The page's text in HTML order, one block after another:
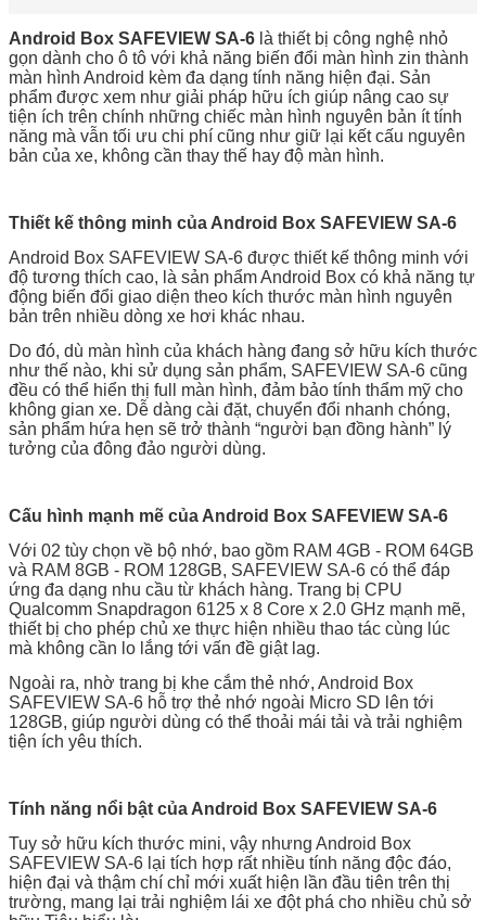
Android Box SAFEVIEW SA-6 là thiết bị công nghệ nhỏ
gọn dành cho ô tô với khả năng biến đổi màn hình zin thành
màn hình Android kèm đa dạng tính năng hiện đại. Sản
phẩm được xem như giải pháp hữu ích giúp nâng cao sự
tiện ích trên chính những chiếc màn hình nguyên bản ít tính
năng mà vẫn tối ưu chi phí cũng như giữ lại kết cấu nguyên
bản của xe, không cần thay thế hay độ màn hình.
Thiết kế thông minh của Android Box SAFEVIEW SA-6
Android Box SAFEVIEW SA-6 được thiết kế thông minh với
độ tương thích cao, là sản phẩm Android Box có khả năng tự
động biến đổi giao diện theo kích thước màn hình nguyên
bản trên nhiều dòng xe hơi khác nhau.
Do đó, dù màn hình của khách hàng đang sở hữu kích thước
như thế nào, khi sử dụng sản phẩm, SAFEVIEW SA-6 cũng
đều có thể hiển thị full màn hình, đảm bảo tính thẩm mỹ cho
không gian xe. Dễ dàng cài đặt, chuyển đổi nhanh chóng,
sản phẩm hứa hẹn sẽ trở thành “người bạn đồng hành” lý
tưởng của đông đảo người dùng.
Cấu hình mạnh mẽ của Android Box SAFEVIEW SA-6
Với 02 tùy chọn về bộ nhớ, bao gồm RAM 4GB - ROM 64GB
và RAM 8GB - ROM 128GB, SAFEVIEW SA-6 có thể đáp
ứng đa dạng nhu cầu từ khách hàng. Trang bị CPU
Qualcomm Snapdragon 6125 x 8 Core x 2.0 GHz mạnh mẽ,
thiết bị cho phép chủ xe thực hiện nhiều thao tác cùng lúc
mà không cần lo lắng tới vấn đề giật lag.
Ngoài ra, nhờ trang bị khe cắm thẻ nhớ, Android Box
SAFEVIEW SA-6 hỗ trợ thẻ nhớ ngoài Micro SD lên tới
128GB, giúp người dùng có thể thoải mái tải và trải nghiệm
tiện ích yêu thích.
Tính năng nổi bật của Android Box SAFEVIEW SA-6
Tuy sở hữu kích thước mini, vậy nhưng Android Box
SAFEVIEW SA-6 lại tích hợp rất nhiều tính năng độc đáo,
hiện đại và thậm chí chỉ mới xuất hiện lần đầu tiên trên thị
trường, mang lại trải nghiệm lái xe đột phá cho nhiều chủ sở